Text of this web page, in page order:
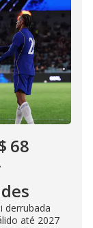
68
derrubada
até 2027